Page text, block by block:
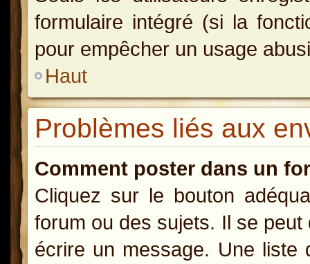
formulaire intégré (si la
pour empêcher un usage
Haut
Problèmes liés aux
Comment poster dans un
Cliquez sur le bouton
forum ou des sujets. Il se
écrire un message. Une liste